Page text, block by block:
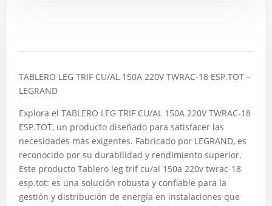
TABLERO LEG TRIF CU/AL 150A 220V TWRAC-18 ESP.TOT –
LEGRAND
Explora el TABLERO LEG TRIF CU/AL 150A 220V TWRAC-18
ESP.TOT, un producto diseñado para satisfacer las
necesidades más exigentes. Fabricado por LEGRAND, es
reconocido por su durabilidad y rendimiento superior.
Este producto Tablero leg trif cu/al 150a 220v twrac-18
esp.tot: es una solución robusta y confiable para la
gestión y distribución de energía en instalaciones que